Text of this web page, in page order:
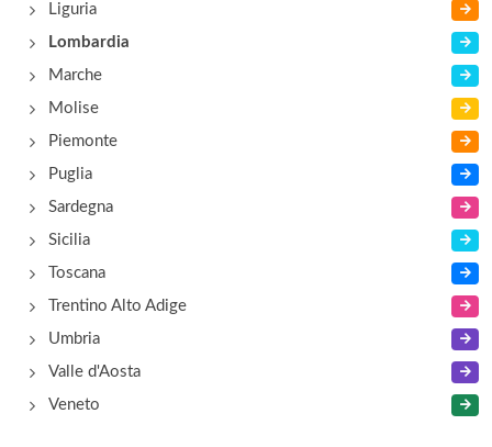
Baita Belvedere Trattoria
Liguria
Lombardia
Marche
Molise
Piemonte
Puglia
Sardegna
Sicilia
Toscana
Trentino Alto Adige
Umbria
Valle d'Aosta
Veneto